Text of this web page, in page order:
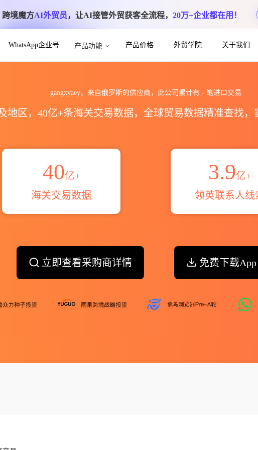
跨境魔方AI外贸员，让AI接管外贸获客全流程， 20万+企业都在用！
WhatsApp企业号 产品功能 产品价格 外贸学院 关于我们
gangxyaey，来自俄罗斯的供应商，此公司累计有 -笔进口交易
地区，40亿+条海关交易数据，全球贸易数据精准查找
40亿+
海关交易数据
3.9亿+
领英联系人线
立即查看采购商详情 免费下载App